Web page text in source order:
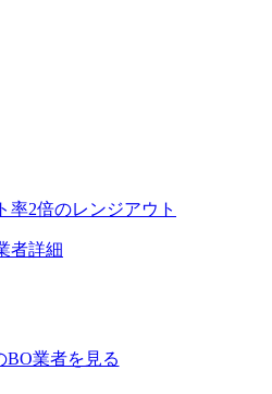
率2倍のレンジアウト
者詳細
BO業者を見る